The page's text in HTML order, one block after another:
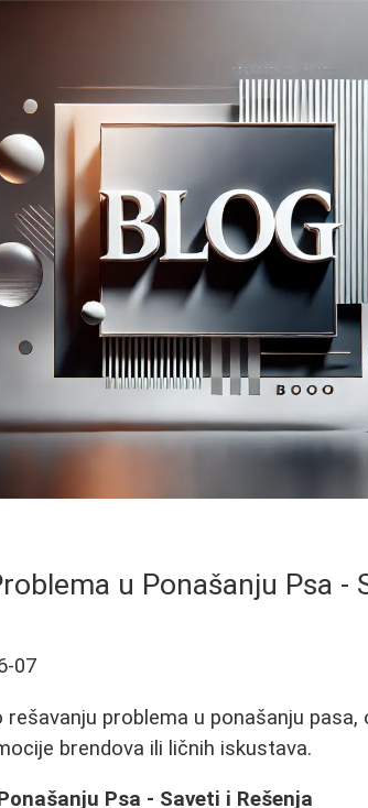
u Ponašanju Psa -
07
problema u ponašanju pasa,
brendova ili ličnih iskustava.
Psa - Saveti i Rešenja